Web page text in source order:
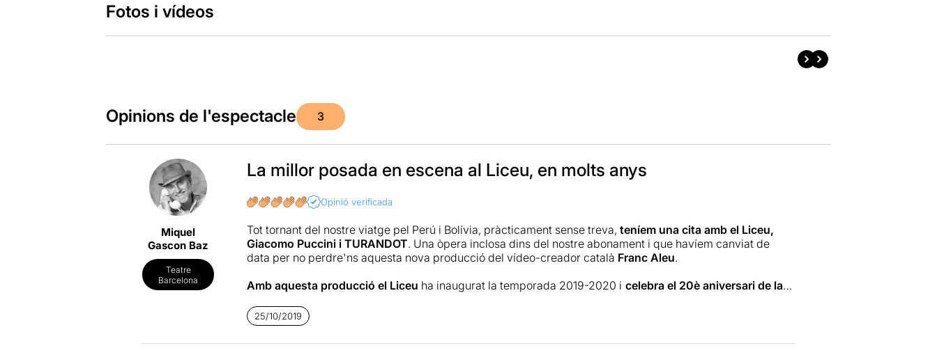
Fotos i vídeos
Opinions de l'espectacle 3
Miquel
Gascon Baz
Teatre
Barcelona
La millor posada en escena al Liceu, en molts anys
Opinió verificada
Tot tornant del nostre viatge pel Perú i Bolívia, pràcticament sense treva, teníem una cita amb el Liceu,
Giacomo Puccini i TURANDOT. Una òpera inclosa dins del nostre abonament i que havíem canviat de
data per no perdre'ns aquesta nova producció del vídeo-creador català Franc Aleu.
Amb aquesta producció el Liceu ha inaugurat la temporada 2019-2020 i celebra el 20è aniversari de la
d’octubre del 1999, “la princesa de gel” va ser l'encarregada de reinaugurar el Liceu.
Franc Aleu(Barcelona 1966) va ser Premi Nacional de Cultura el 2012 a la categoria d'audiovisual. Format
25/10/2019